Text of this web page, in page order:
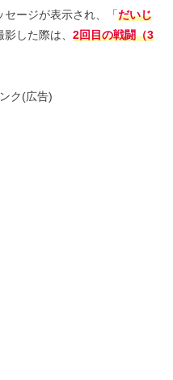
セージが表示され、「だいじ
した際は、 2回目の戦闘（3
ク(広告)